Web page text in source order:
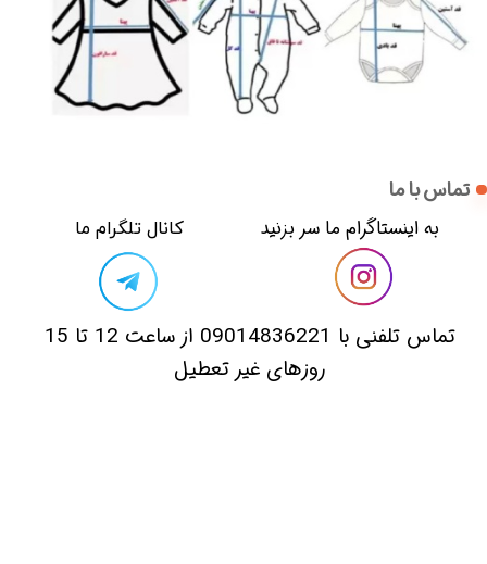
تماس با ما
​​به اینستاگرام ما سر بزنید​​​​​​​
​تماس تلفنی با 09014836221 از ساعت 12 تا 15
روزهای غیر تعطیل
​کانال تلگرام ما